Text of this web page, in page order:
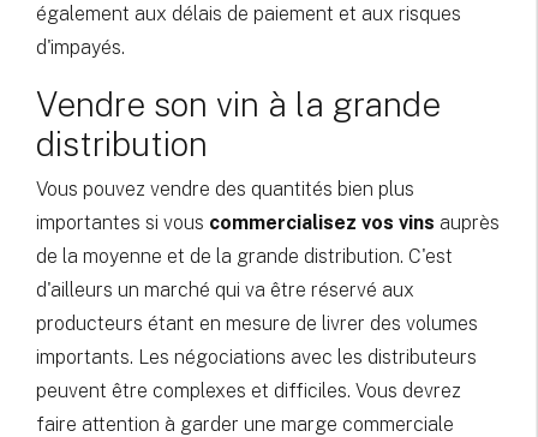
également aux délais de paiement et aux risques
d'impayés.
Vendre son vin à la grande
distribution
Vous pouvez vendre des quantités bien plus
importantes si vous commercialisez vos vins auprès
de la moyenne et de la grande distribution. C'est
d'ailleurs un marché qui va être réservé aux
producteurs étant en mesure de livrer des volumes
importants. Les négociations avec les distributeurs
peuvent être complexes et difficiles. Vous devrez
faire attention à garder une marge commerciale